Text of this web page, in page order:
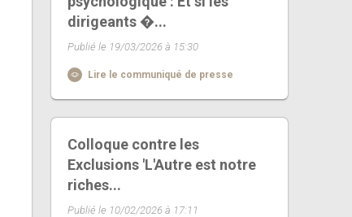
dirigeants �...
Publié le 19/03/2026 à 15:30
Lire le communiqué de presse
Colloque contre les
Exclusions 'L'Autre est notre
riches...
Publié le 10/02/2026 à 17:11